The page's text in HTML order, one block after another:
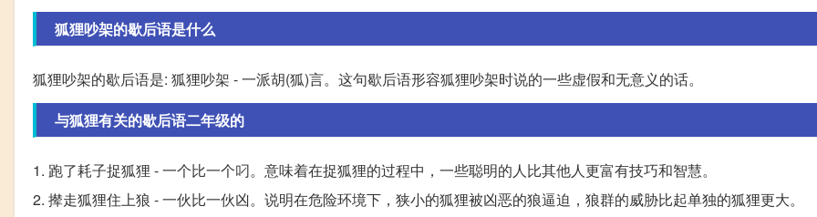
狐狸吵架的歇后语是什么
狐狸吵架的歇后语是: 狐狸吵架 - 一派胡(狐)言。这句歇后语形容狐狸吵架时说的一些虚假和无意义的话。
与狐狸有关的歇后语二年级的
1. 跑了耗子捉狐狸 - 一个比一个叼。意味着在捉狐狸的过程中，一些聪明的人比其他人更富有技巧和智慧。
2. 撵走狐狸住上狼 - 一伙比一伙凶。说明在危险环境下，狭小的狐狸被凶恶的狼逼迫，狼群的威胁比起单独的狐狸更大。